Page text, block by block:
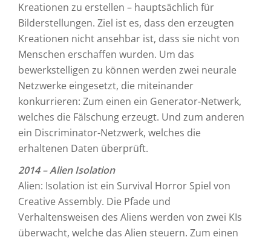
Kreationen zu erstellen – hauptsächlich für
Bilderstellungen. Ziel ist es, dass den erzeugten
Kreationen nicht ansehbar ist, dass sie nicht von
Menschen erschaffen wurden. Um das
bewerkstelligen zu können werden zwei neurale
Netzwerke eingesetzt, die miteinander
konkurrieren: Zum einen ein Generator-Netwerk,
welches die Fälschung erzeugt. Und zum anderen
ein Discriminator-Netzwerk, welches die
erhaltenen Daten überprüft.
2014 – Alien Isolation
Alien: Isolation ist ein Survival Horror Spiel von
Creative Assembly. Die Pfade und
Verhaltensweisen des Aliens werden von zwei KIs
überwacht, welche das Alien steuern. Zum einen